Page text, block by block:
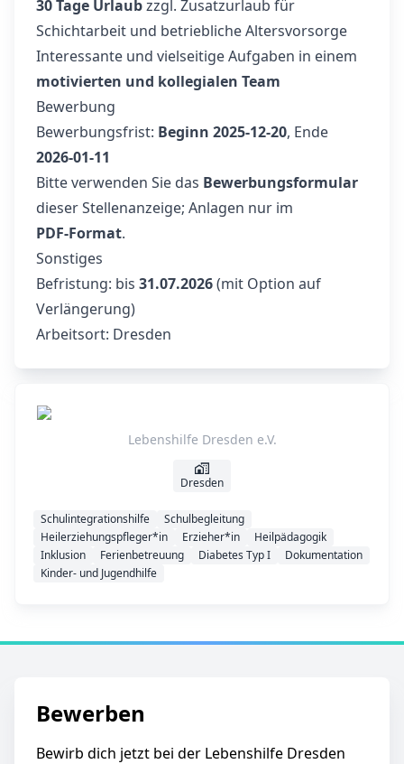
30 Tage Urlaubzzgl. Zusatzurlaub für
Schichtarbeit und betriebliche Altersvorsorge
Interessante und vielseitige Aufgaben in einem
motivierten und kollegialen Team
Bewerbung
Bewerbungsfrist: Beginn 2025-12-20, Ende
2026-01-11
Bitte verwenden Sie das Bewerbungsformular
dieser Stellenanzeige; Anlagen nur im
PDF‑Format.
Sonstiges
Befristung: bis 31.07.2026(mit Option auf
Verlängerung)
Arbeitsort: Dresden
Lebenshilfe Dresden e.V.
Dresden
Schulintegrationshilfe
Schulbegleitung
Heilerziehungspfleger*in
Erzieher*in
Heilpädagogik
Inklusion
Ferienbetreuung Diabetes Typ I
Dokumentation
Kinder- und Jugendhilfe
Bewerben
Bewirb dich jetzt bei der Lebenshilfe Dresden